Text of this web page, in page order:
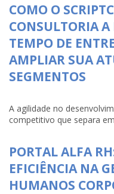
COMO O
CONSULTORIA
TEMPO DE
AMPLIAR SUA
SEGMENTOS
A agilidade no
competitivo que separa
PORTAL ALFA
EFICIÊNCIA NA
HUMANOS